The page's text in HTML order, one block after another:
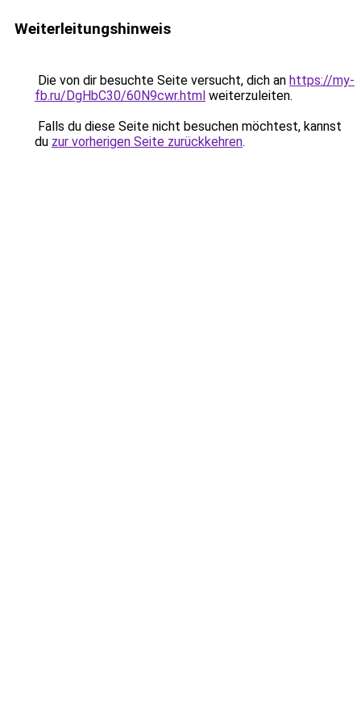
Weiterleitungshinweis
Die von dir besuchte Seite versucht, dich an https://my-
fb.ru/DgHbC30/60N9cwr.html weiterzuleiten.
Falls du diese Seite nicht besuchen möchtest, kannst
du zur vorherigen Seite zurückkehren.